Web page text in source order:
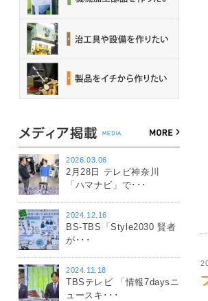
2026.03.06
2月28日 テレビ神奈川
「ハマナビ」で･･･
2024.12.16
BS-TBS「Style2030 賢者
が･･･
2024.11.18
TBSテレビ 「情報7daysニ
ュースキ･･･